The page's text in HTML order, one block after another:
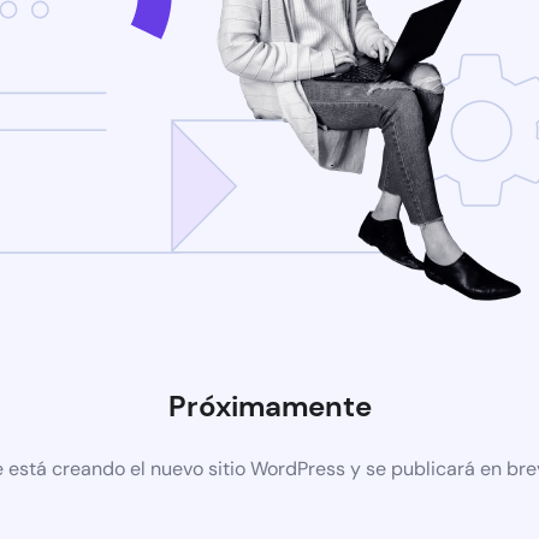
Próximamente
está creando el nuevo sitio WordPress y se publicará en